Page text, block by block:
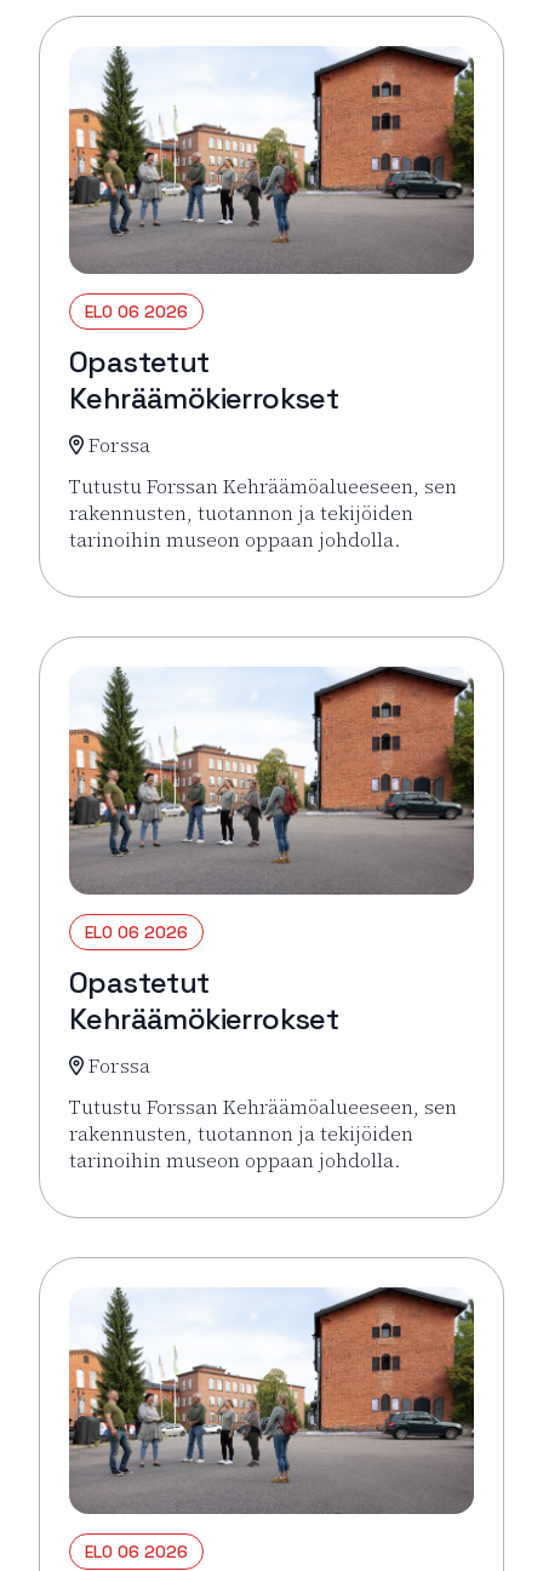
ELO 06 2026
Opastetut
Kehräämökierrokset
Forssa
Tutustu Forssan Kehräämöalueeseen, sen
rakennusten, tuotannon ja tekijöiden
tarinoihin museon oppaan johdolla.
Lue lisää tapahtumasta Opastetut
ELO 06 2026
Opastetut
Kehräämökierrokset
Forssa
Tutustu Forssan Kehräämöalueeseen, sen
rakennusten, tuotannon ja tekijöiden
tarinoihin museon oppaan johdolla.
Lue lisää tapahtumasta Opastetut
ELO 06 2026